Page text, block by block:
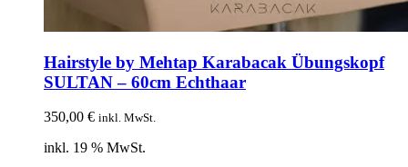
Hairstyle by Mehtap Karabacak Übungskopf
SULTAN – 60cm Echthaar
350,00 € inkl. MwSt.
inkl. 19 % MwSt.